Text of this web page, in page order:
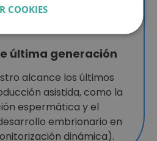
última generación
alcance los últimos
asistida, como la
espermática y el
embrionario en
dinámica).
COOKIES